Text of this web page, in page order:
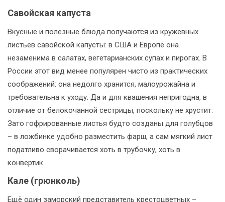
Савойская капуста
Вкусные и полезные блюда получаются из кружевных
листьев савойской капусты: в США и Европе она
незаменима в салатах, вегетарианских супах и пирогах. В
России этот вид менее популярен чисто из практических
соображений: она недолго хранится, малоурожайна и
требовательна к уходу. Да и для квашения непригодна, в
отличие от белокочанной сестрицы, поскольку не хрустит.
Зато гофрированные листья будто созданы для голубцов
– в ложбинке удобно разместить фарш, а сам мягкий лист
податливо сворачивается хоть в трубочку, хоть в
конвертик.
Кале (грюнколь)
Ещё один заморский представитель крестоцветных –